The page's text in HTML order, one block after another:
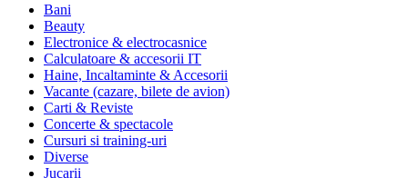
Bani
Beauty
Electronice & electrocasnice
Calculatoare & accesorii IT
Haine, Incaltaminte & Accesorii
Vacante (cazare, bilete de avion)
Carti & Reviste
Concerte & spectacole
Cursuri si training-uri
Diverse
Jucarii